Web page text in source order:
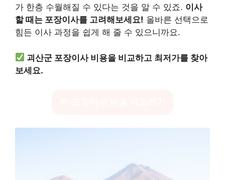
가 한층 수월해질 수 있다는 것을 알 수 있죠. 이사
할 때는 포장이사를 고려해보세요! 올바른 선택으로
힘든 이사 과정을 쉽게 해 줄 수 있으니까요.
괴산군 포장이사 비용을 비교하고 최저가를 찾아
보세요.